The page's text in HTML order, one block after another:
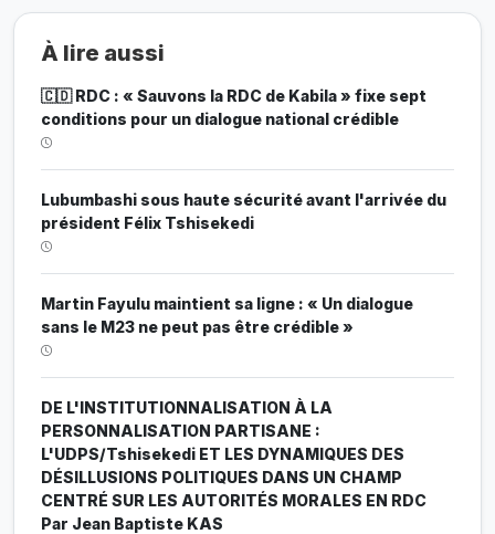
À lire aussi
🇨🇩 RDC : « Sauvons la RDC de Kabila » fixe sept
conditions pour un dialogue national crédible
Lubumbashi sous haute sécurité avant l'arrivée du
président Félix Tshisekedi
Martin Fayulu maintient sa ligne : « Un dialogue
sans le M23 ne peut pas être crédible »
DE L'INSTITUTIONNALISATION À LA
PERSONNALISATION PARTISANE :
L'UDPS/Tshisekedi ET LES DYNAMIQUES DES
DÉSILLUSIONS POLITIQUES DANS UN CHAMP
CENTRÉ SUR LES AUTORITÉS MORALES EN RDC
Par Jean Baptiste KAS